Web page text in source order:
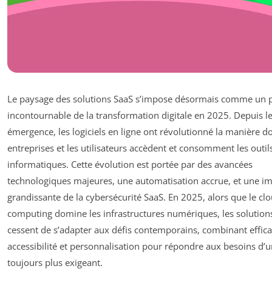
Le paysage des solutions SaaS s’impose désormais comme un
incontournable de la transformation digitale en 2025. Depuis
émergence, les logiciels en ligne ont révolutionné la manière
entreprises et les utilisateurs accèdent et consomment les
informatiques. Cette évolution est portée par des avancées
technologiques majeures, une automatisation accrue, et une
grandissante de la cybersécurité SaaS. En 2025, alors que le
computing domine les infrastructures numériques, les
cessent de s’adapter aux défis contemporains, combinant
accessibilité et personnalisation pour répondre aux besoins
toujours plus exigeant.